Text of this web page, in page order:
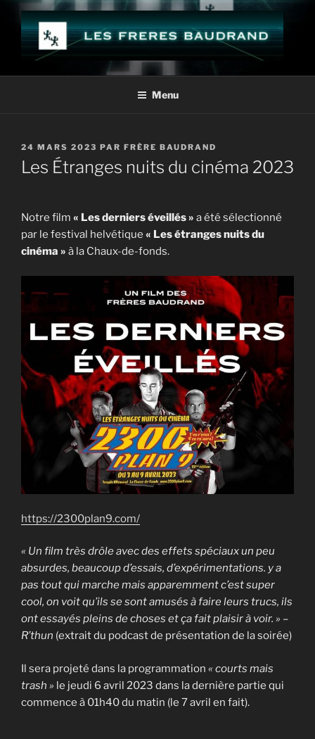
Aller
contenu
principal
LES FRÈRES BAUDRAND
Menu
PUBLIÉ
LE
24 MARS 2023 PAR FRÈRE BAUDRAND
Les Étranges nuits du cinéma 2023
Notre film « Les derniers éveillés » a été sélectionné
par le festival helvétique « Les étranges nuits du
cinéma » à la Chaux-de-fonds.
https://2300plan9.com/
« Un film très drôle avec des effets spéciaux un peu
absurdes, beaucoup d’essais, d’expérimentations. y a
pas tout qui marche mais apparemment c’est super
cool, on voit qu’ils se sont amusés à faire leurs trucs, ils
ont essayés pleins de choses et ça fait plaisir à voir. » –
R’thun (extrait du podcast de présentation de la soirée)
Il sera projeté dans la programmation « courts mais
trash » le jeudi 6 avril 2023 dans la dernière partie qui
commence à 01h40 du matin (le 7 avril en fait).